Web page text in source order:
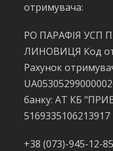
отримувача:
РО ПАРАФІЯ УСП
ЛИНОВИЦЯ Код
Рахунок
банку: АТ КБ
5169335106213917
+38 (073)-945-12-85